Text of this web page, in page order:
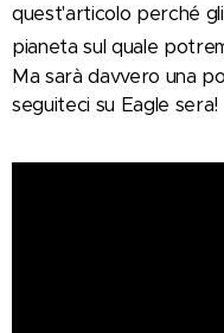
quest'articolo perché
pianeta sul quale
Ma sarà davvero una
seguiteci su Eagle sera!